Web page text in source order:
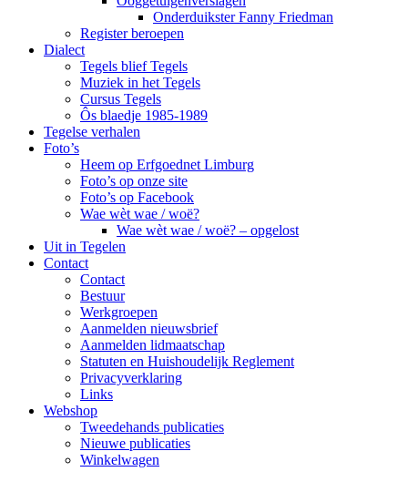
Onderduikster Fanny Friedman
Register beroepen
Dialect
Tegels blief Tegels
Muziek in het Tegels
Cursus Tegels
Ôs blaedje 1985-1989
Tegelse verhalen
Foto’s
Heem op Erfgoednet Limburg
Foto’s op onze site
Foto’s op Facebook
Wae wèt wae / woë?
Wae wèt wae / woë? – opgelost
Uit in Tegelen
Contact
Contact
Bestuur
Werkgroepen
Aanmelden nieuwsbrief
Aanmelden lidmaatschap
Statuten en Huishoudelijk Reglement
Privacyverklaring
Links
Webshop
Tweedehands publicaties
Nieuwe publicaties
Winkelwagen